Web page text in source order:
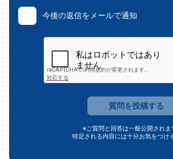
今後の返信をメールで通知
質問を投稿する
※ご質問と回答は一般公開されま
特定される内容には十分お気をつけ